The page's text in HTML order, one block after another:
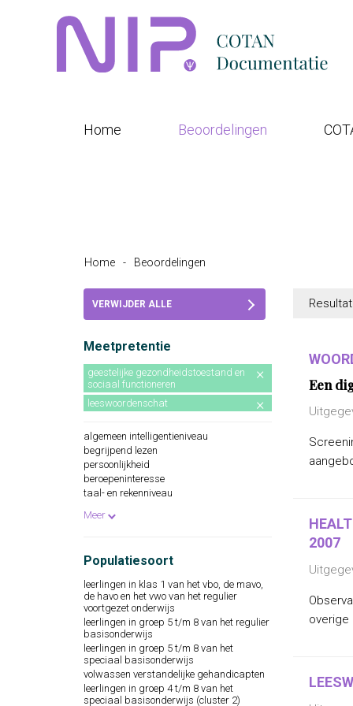
Home Beoordelingen
Home - Beoordelingen
VERWIJDER ALLE
Meetpretentie
geestelijke gezondheidstoestand en
sociaal functioneren
leeswoordenschat
algemeen intelligentieniveau
begrijpend lezen
persoonlijkheid
beroepeninteresse
taal- en rekenniveau
spellingsvaardigheid
persoonlijkheidseigenschappen
woordenschat
sociaal-emotioneel functioneren
technische leesvaardigheid
leesvaardigheid
persoonlijkheidsaspecten, aan de
werksituatie gerelateerd
psychopathologie
rekenvaardigheid
sociale redzaamheid
technisch lezen
Meer
Populatiesoort
leerlingen in klas 1 van het vbo, de mavo,
de havo en het vwo van het regulier
voortgezet onderwijs
leerlingen in groep 5 t/m 8 van het regulier
basisonderwijs
leerlingen in groep 5 t/m 8 van het
speciaal basisonderwijs
volwassen verstandelijke gehandicapten
leerlingen in groep 4 t/m 8 van het
speciaal basisonderwijs (cluster 2)
Een
2007
overige